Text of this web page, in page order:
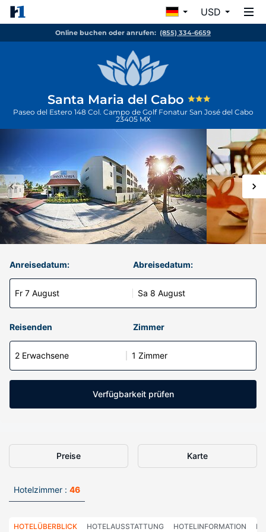
USD
Online buchen oder anrufen: (855) 334-6659
Santa Maria del Cabo
Paseo del Estero 148 Col. Campo de Golf Fonatur San José del Cabo
23405 MX
Anreisedatum:
Fr 7 August
Abreisedatum:
Sa 8 August
Reisenden Zimmer
2 Erwachsene 1 Zimmer
Verfügbarkeit prüfen
Preise Karte
Hotelzimmer : 46
HOTELÜBERBLICK HOTELAUSSTATTUNG HOTELINFORMATION